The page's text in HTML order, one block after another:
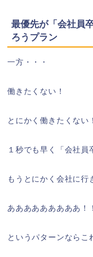
最優先が「会社員
ろうプラン
一方・・・
働きたくない！
とにかく働きたくない
１秒でも早く「会社員
もうとにかく会社に行
あああああああああ！
というパターンならこ